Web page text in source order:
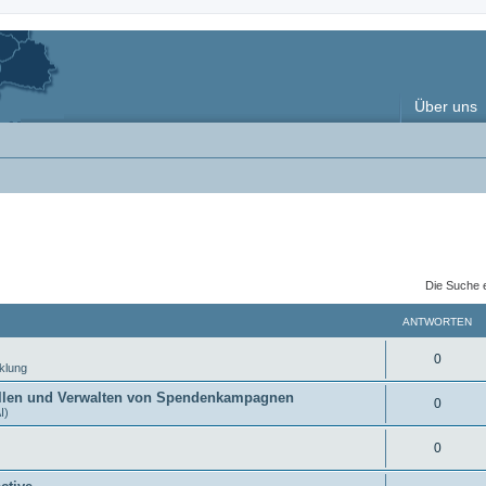
Über uns
Die Suche
ANTWORTEN
0A
n
w
o
und Verwalten von Spendenkampagnen 0A
n
0A
n